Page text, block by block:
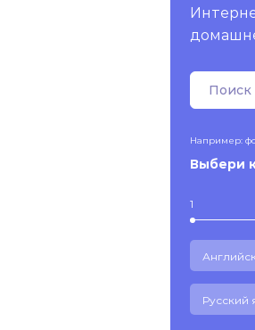
Например:
Выбери
1
Русский